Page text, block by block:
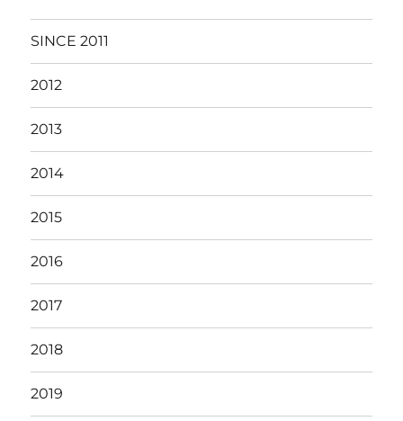
SINCE 2011
2012
2013
2014
2015
2016
2017
2018
2019